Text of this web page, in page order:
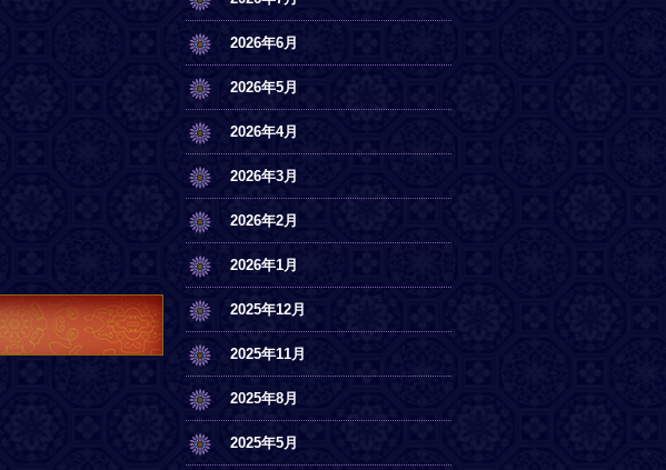
2026年6月
2026年5月
2026年4月
2026年3月
2026年2月
2026年1月
2025年12月
2025年11月
2025年8月
2025年5月